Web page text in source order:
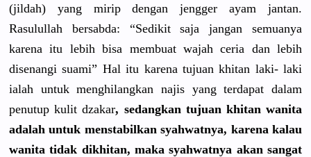
(jildah) yang mirip dengan jengger ayam jantan.
Rasulullah bersabda: “Sedikit saja jangan semuanya
karena itu lebih bisa membuat wajah ceria dan lebih
disenangi suami” Hal itu karena tujuan khitan laki- laki
ialah untuk menghilangkan najis yang terdapat dalam
penutup kulit dzakar, sedangkan tujuan khitan wanita
adalah untuk menstabilkan syahwatnya, karena kalau
wanita tidak dikhitan, maka syahwatnya akan sangat